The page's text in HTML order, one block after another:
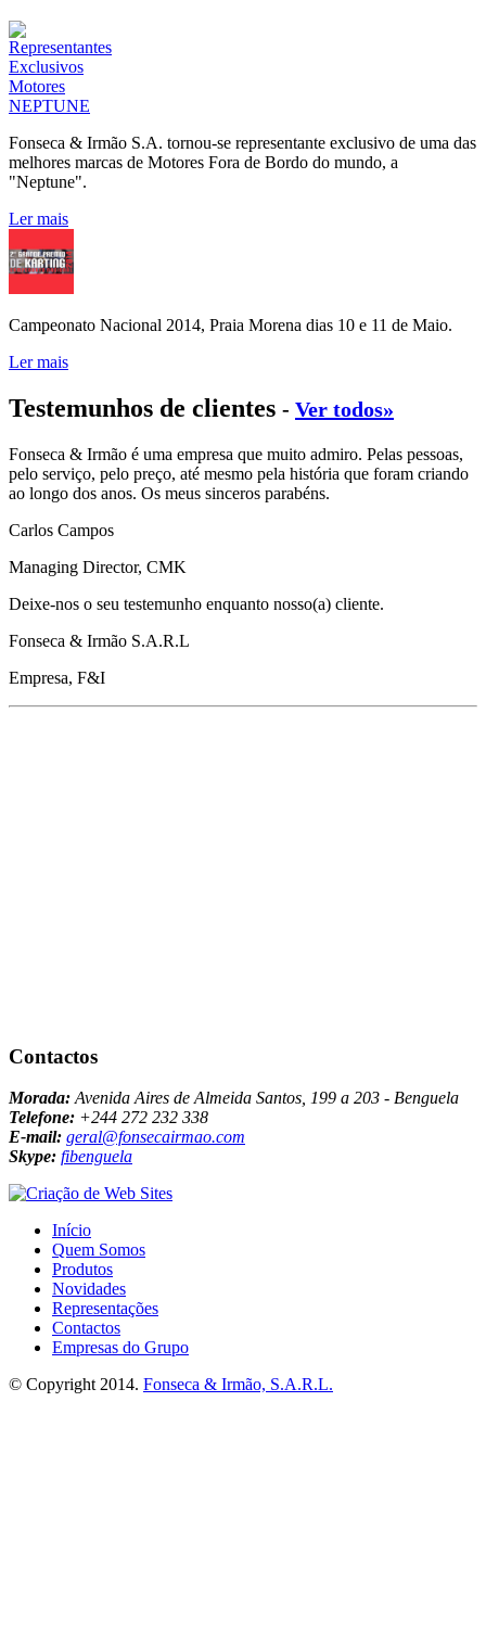
Fonseca & Irmão S.A. tornou-se representante exclusivo de uma das
melhores marcas de Motores Fora de Bordo do mundo, a
"Neptune".
Ler mais
Campeonato Nacional 2014, Praia Morena dias 10 e 11 de Maio.
Ler mais
Testemunhos de clientes - Ver todos»
Fonseca & Irmão é uma empresa que muito admiro. Pelas pessoas,
pelo serviço, pelo preço, até mesmo pela história que foram criando
ao longo dos anos. Os meus sinceros parabéns.
Carlos Campos
Managing Director, CMK
Deixe-nos o seu testemunho enquanto nosso(a) cliente.
Fonseca & Irmão S.A.R.L
Empresa, F&I
Contactos
Morada: Avenida Aires de Almeida Santos, 199 a 203 - Benguela
Telefone: +244 272 232 338
E-mail: geral@fonsecairmao.com
Skype: fibenguela
Início
Quem Somos
Produtos
Novidades
Representações
Contactos
Empresas do Grupo
© Copyright 2014. Fonseca & Irmão, S.A.R.L.